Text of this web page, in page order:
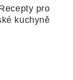
pro
kuchyně